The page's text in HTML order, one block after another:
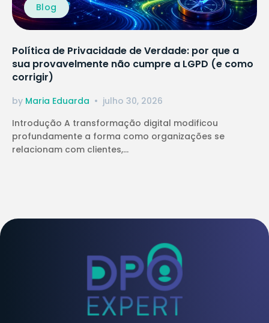
Blog
Política de Privacidade de Verdade: por que a
sua provavelmente não cumpre a LGPD (e como
corrigir)
by Maria Eduarda
julho 30, 2026
Introdução A transformação digital modificou
profundamente a forma como organizações se
relacionam com clientes,...